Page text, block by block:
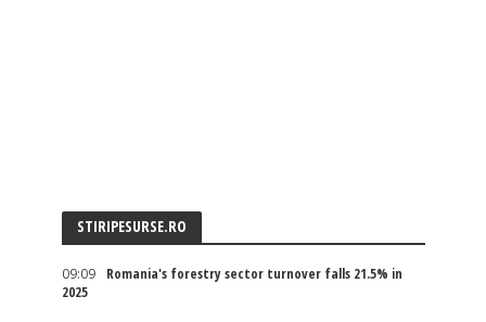
STIRIPESURSE.RO
09:09
Romania's forestry sector turnover falls 21.5% in
2025